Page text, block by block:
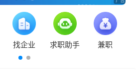
找企业 求职助手 兼职